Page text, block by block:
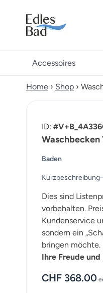
Accessoires
Home › Shop ›
ID:
Waschbecken
Baden
Kurzbeschreibung
Dies sind
vorbehalten.
Kundenservice
sondern ein
bringen möchte.
Ihre Freude
CHF 368.00